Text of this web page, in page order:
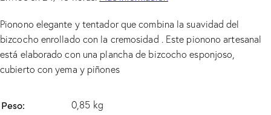
Pionono elegante y tentador que combina la suavidad del
bizcocho enrollado con la cremosidad . Este pionono artesanal
está elaborado con una plancha de bizcocho esponjoso,
cubierto con yema y piñones
Peso 0,85 kg